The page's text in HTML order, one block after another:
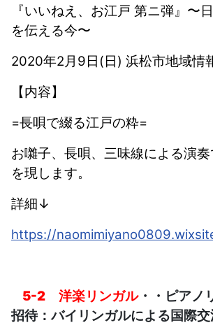
『いいねえ、お江戸 第ニ弾』〜
を伝える今〜
2020年2月 9日 (日) 浜松市地域情
【内容】
=長唄で綴る江戸の粋=
お囃子、長唄、三味線による演
を現します。
詳細↓
https://
5-2 洋楽リンガル・・ピアノ
招待：バイリンガルによる国際交